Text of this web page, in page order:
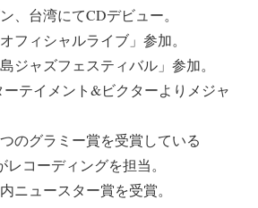
、台湾にてCDデビュー。
フィシャルライブ」参加。
ジャズフェスティバル」参加。
テイメント&ビクターよりメジャ
のグラミー賞を受賞している
レコーディングを担当。
ニュースター賞を受賞。